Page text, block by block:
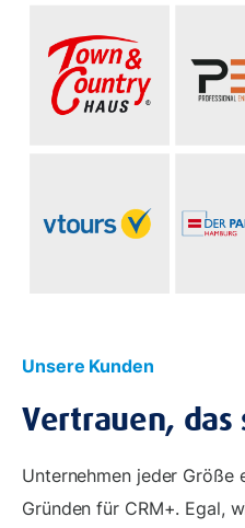
Unsere Kunden
Vertrauen, das
Unternehmen jeder Größe
Gründen für CRM+. Egal,